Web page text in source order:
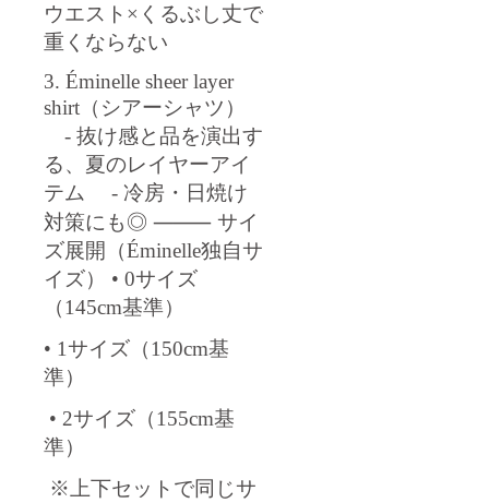
ウエスト×くるぶし丈で
重くならない
3. Éminelle sheer layer
shirt（シアーシャツ）
- 抜け感と品を演出す
る、夏のレイヤーアイ
テム - 冷房・日焼け
対策にも◎ ⸻ サイ
ズ展開（Éminelle独自サ
イズ） • 0サイズ
（145cm基準）
• 1サイズ（150cm基
準）
• 2サイズ（155cm基
準）
※上下セットで同じサ